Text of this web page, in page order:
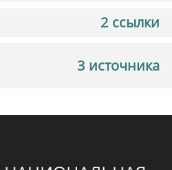
2 ссылки
3 источника